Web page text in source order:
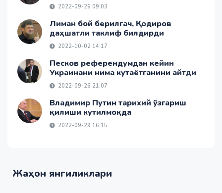
2022-09-26 09:03
Лиман бой берилгач, Қодиров
даҳшатли таклиф билдирди
2022-10-02 14:17
Песков референдумдан кейин
Украинани нима кутаётганини айтди
2022-09-26 21:07
Владимир Путин тарихий ўзгариш
қилиши кутилмоқда
2022-09-29 16:15
Жаҳон янгиликлари